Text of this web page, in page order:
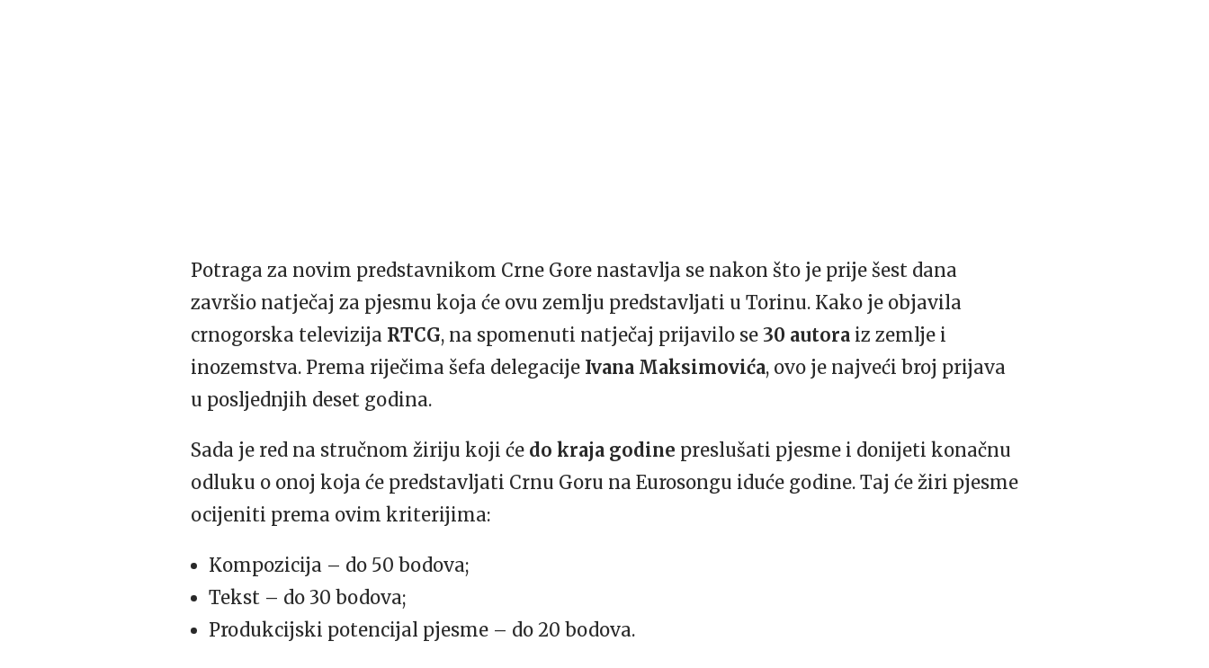
Potraga za novim predstavnikom Crne Gore nastavlja se nakon što je prije šest dana
završio natječaj za pjesmu koja će ovu zemlju predstavljati u Torinu. Kako je objavila
crnogorska televizija RTCG, na spomenuti natječaj prijavilo se 30 autora iz zemlje i
inozemstva. Prema riječima šefa delegacije Ivana Maksimovića, ovo je najveći broj prijava
u posljednjih deset godina.
Sada je red na stručnom žiriju koji će do kraja godine preslušati pjesme i donijeti konačnu
odluku o onoj koja će predstavljati Crnu Goru na Eurosongu iduće godine. Taj će žiri pjesme
ocijeniti prema ovim kriterijima:
Kompozicija – do 50 bodova;
Tekst – do 30 bodova;
Produkcijski potencijal pjesme – do 20 bodova.